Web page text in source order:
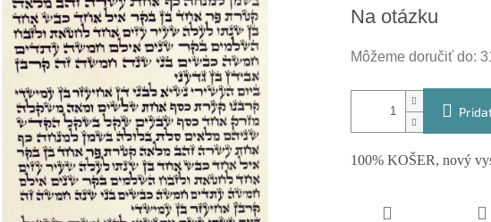
0,0
z
5
hviezdičiek.
cena:
Na otázku
Môžeme doručiť do:
100% KOŠER, nový